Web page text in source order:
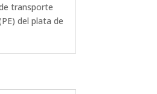
transporte
del plata de